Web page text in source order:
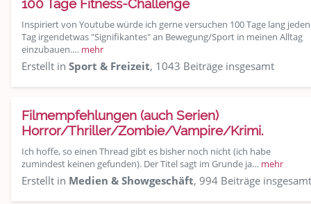
100 Tage Fitness-Challenge
Inspiriert von Youtube würde ich gerne versuchen 100 Tage lang jeden
Tag irgendetwas "Signifikantes" an Bewegung/Sport in meinen Alltag
einzubauen.… mehr
Erstellt in Sport & Freizeit, 1043 Beiträge insgesamt
Filmempfehlungen (auch Serien)
Horror/Thriller/Zombie/Vampire/Krimi.
Ich hoffe, so einen Thread gibt es bisher noch nicht (ich habe
zumindest keinen gefunden). Der Titel sagt im Grunde ja… mehr
Erstellt in Medien & Showgeschäft, 994 Beiträge insgesamt